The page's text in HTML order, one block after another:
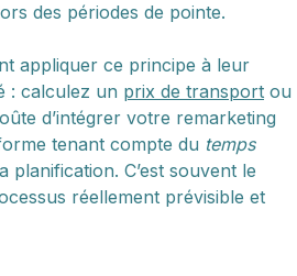
des périodes de pointe.
appliquer ce principe à leur
: calculez un prix de transport ou
d’intégrer votre remarketing
tenant compte du temps
planification. C’est souvent le
réellement prévisible et